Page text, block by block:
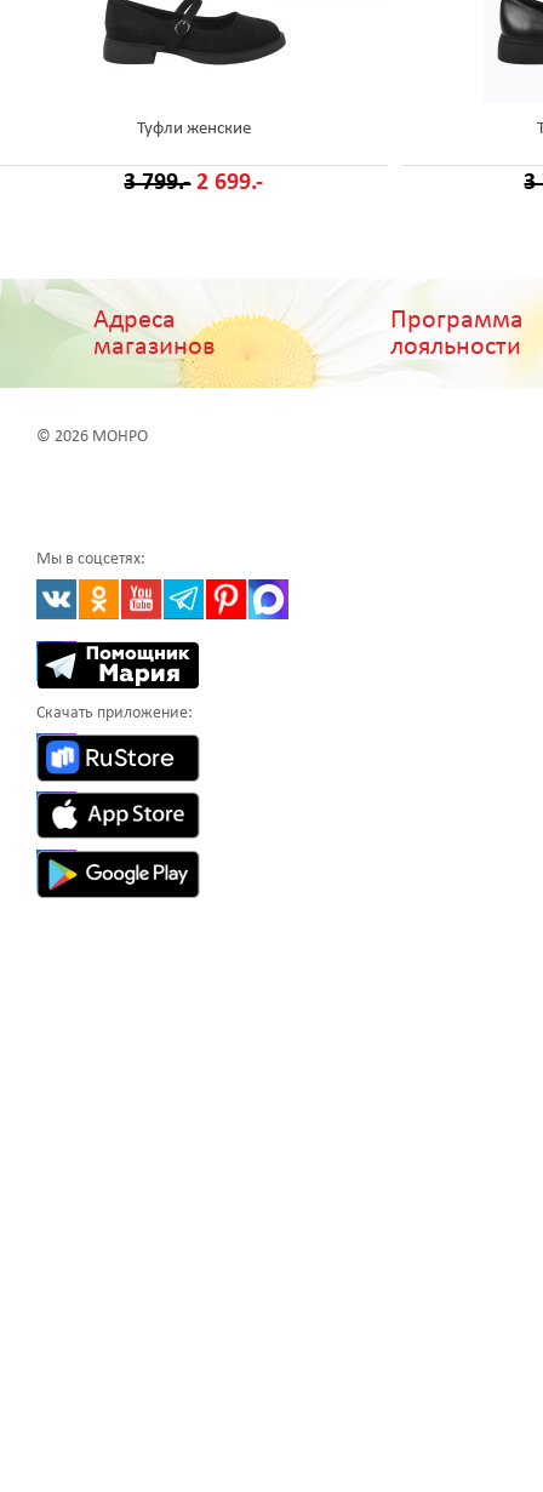
Туфли женские
3 799.- 2 699.- 3
Адреса
магазинов
Программа
лояльности
© 2026 МОНРО
Мы в соцсетях:
Скачать приложение: